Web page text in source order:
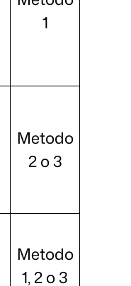
1
Metodo
2 o 3
Metodo
1, 2 o 3